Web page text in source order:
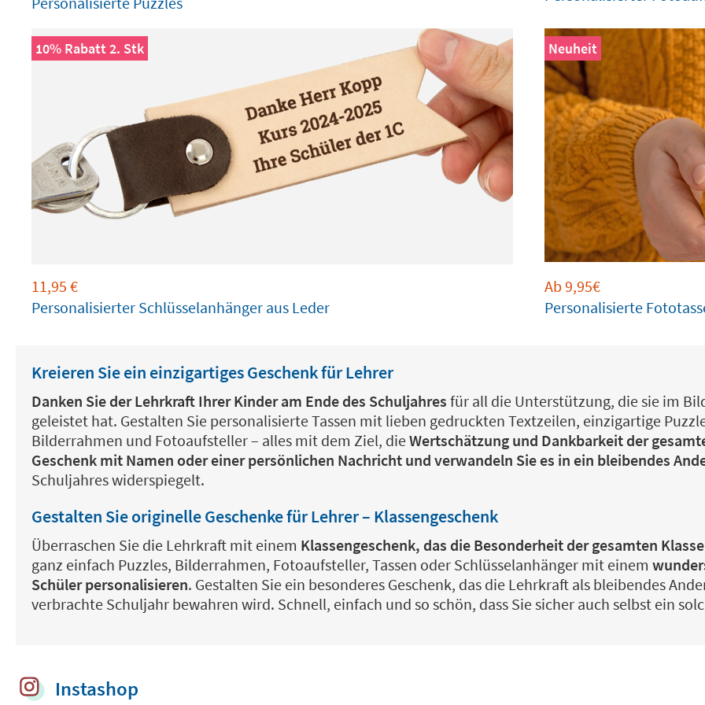
10% Rabatt 2. Stk
11,95 €
Personalisierter Schlüsselanhänger aus Leder
Neuheit
Ab 9,95€
Personalisierte
Kreieren Sie ein einzigartiges Geschenk für Lehrer
Danken Sie der Lehrkraft Ihrer Kinder am Ende des Schuljahres für all die Unterstützung, die sie im
geleistet hat. Gestalten Sie personalisierte Tassen mit lieben gedruckten Textzeilen, einzigartige
Bilderrahmen und Fotoaufsteller – alles mit dem Ziel, dieWertschätzung und Dankbarkeit der
Geschenk mit Namen oder einer persönlichen Nachricht und verwandeln Sie es in ein bleibendes
Schuljahres widerspiegelt.
Gestalten Sie originelle Geschenke für Lehrer – Klassengeschenk
Überraschen Sie die Lehrkraft mit einem Klassengeschenk, das die Besonderheit der gesamten
ganz einfach Puzzles, Bilderrahmen, Fotoaufsteller, Tassen oder Schlüsselanhänger mit einem
Schüler personalisieren. Gestalten Sie ein besonderes Geschenk, das die Lehrkraft als bleibendes
verbrachte Schuljahr bewahren wird. Schnell, einfach und so schön, dass Sie sicher auch selbst ein
Instashop